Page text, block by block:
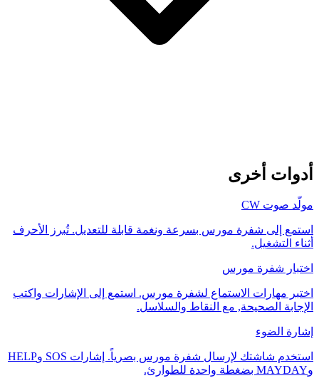
أدوات أخرى
مولّد صوت CW
استمع إلى شفرة مورس بسرعة ونغمة قابلة للتعديل. تُبرز الأحرف
أثناء التشغيل.
اختبار شفرة مورس
اختبر مهارات الاستماع لشفرة مورس. استمع إلى الإشارات واكتب
الإجابة الصحيحة, مع النقاط والسلاسل.
إشارة الضوء
استخدم شاشتك لإرسال شفرة مورس بصرياً. إشارات SOS وHELP
وMAYDAY بضغطة واحدة للطوارئ.